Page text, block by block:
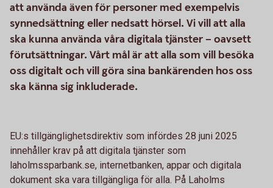
att använda även för personer med exempelvis
synnedsättning eller nedsatt hörsel. Vi vill att alla
ska kunna använda våra digitala tjänster – oavsett
förutsättningar. Vårt mål är att alla som vill besöka
oss digitalt och vill göra sina bankärenden hos oss
ska känna sig inkluderade.
EU:s tillgänglighetsdirektiv som infördes 28 juni 2025
innehåller krav på att digitala tjänster som
laholmssparbank.se, internetbanken, appar och digitala
dokument ska vara tillgängliga för alla. På Laholms